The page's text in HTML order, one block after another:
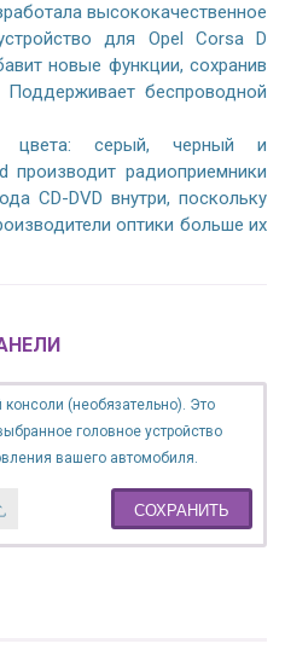
высококачественное
для Opel Corsa D
новые функции, сохранив
беспроводной
цвета: серый, черный и
производит радиоприемники
CD-DVD внутри, поскольку
оптики больше их
консоли (необязательно). Это
головное устройство
вашего автомобиля.
СОХРАНИТЬ